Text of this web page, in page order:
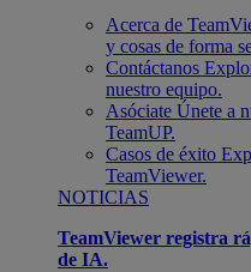
Acerca de
y cosas de forma
Contáctanos
nuestro equipo.
Asóciate Únete a
TeamUP.
Casos de éxito
TeamViewer.
NOTICIAS
TeamViewer registra
de IA.